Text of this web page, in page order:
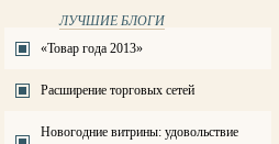
ЛУЧШИЕ БЛОГИ
«Товар года 2013»
Расширение торговых сетей
Новогодние витрины: удовольствие